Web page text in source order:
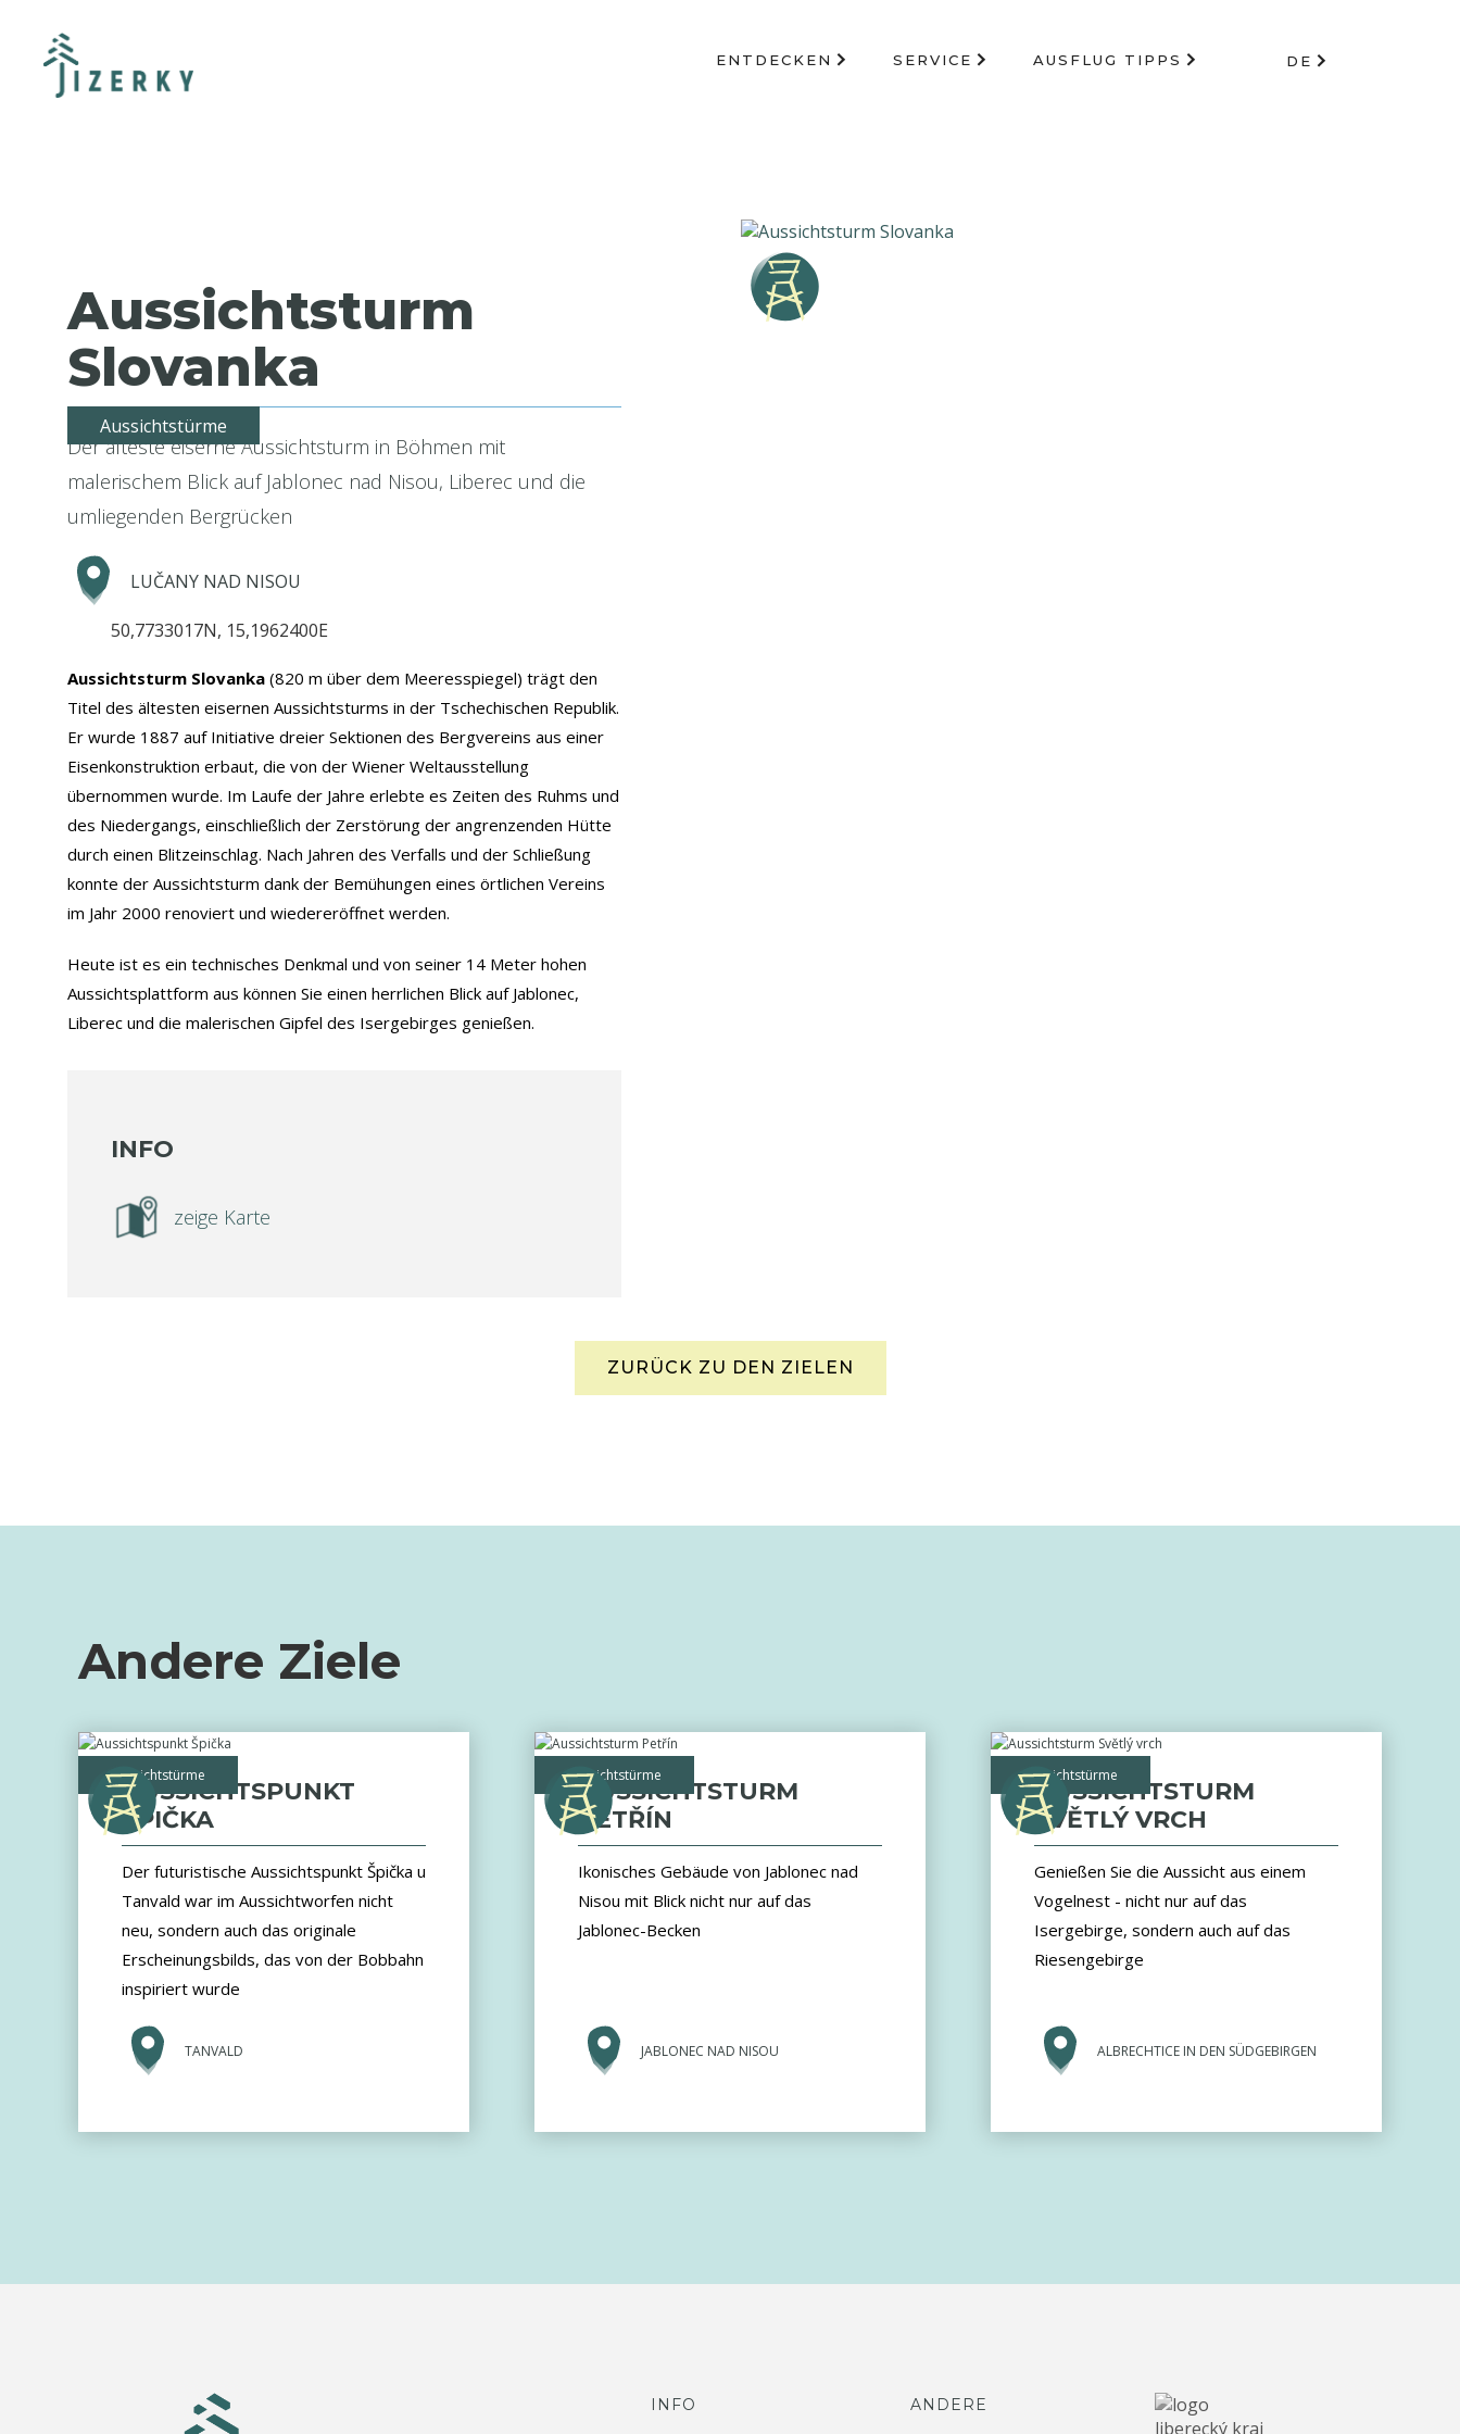
ENTDECKEN SERVICE AUSFLUG TIPPS DE
Aussichtsturm
Slovanka
Aussichtstürme
Der älteste eiserne Aussichtsturm in Böhmen mit
malerischem Blick auf Jablonec nad Nisou, Liberec und die
umliegenden Bergrücken
LUČANY NAD NISOU
50,7733017N, 15,1962400E
Aussichtsturm Slovanka (820 m über dem Meeresspiegel) trägt den
Titel des ältesten eisernen Aussichtsturms in der Tschechischen Republik.
Er wurde 1887 auf Initiative dreier Sektionen des Bergvereins aus einer
Eisenkonstruktion erbaut, die von der Wiener Weltausstellung
übernommen wurde. Im Laufe der Jahre erlebte es Zeiten des Ruhms und
des Niedergangs, einschließlich der Zerstörung der angrenzenden Hütte
durch einen Blitzeinschlag. Nach Jahren des Verfalls und der Schließung
konnte der Aussichtsturm dank der Bemühungen eines örtlichen Vereins
im Jahr 2000 renoviert und wiedereröffnet werden.
Heute ist es ein technisches Denkmal und von seiner 14 Meter hohen
Aussichtsplattform aus können Sie einen herrlichen Blick auf Jablonec,
Liberec und die malerischen Gipfel des Isergebirges genießen.
INFO
zeige Karte
ZURÜCK ZU DEN ZIELEN
Andere Ziele
Aussichtstürme
AUSSICHTSPUNKT
ŠPIČKA
Der futuristische Aussichtspunkt Špička u
Tanvald war im Aussichtworfen nicht
neu, sondern auch das originale
Erscheinungsbilds, das von der Bobbahn
inspiriert wurde
TANVALD
Aussichtstürme
AUSSICHTSTURM
PETŘÍN
Ikonisches Gebäude von Jablonec nad
Nisou mit Blick nicht nur auf das
Jablonec-Becken
JABLONEC NAD NISOU
Aussichtstürme
AUSSICHTSTURM
SVĚTLÝ VRCH
Genießen Sie die Aussicht aus einem
Vogelnest - nicht nur auf das
Isergebirge, sondern auch auf das
Riesengebirge
ALBRECHTICE IN DEN SÜDGEBIRGEN
INFO ANDERE